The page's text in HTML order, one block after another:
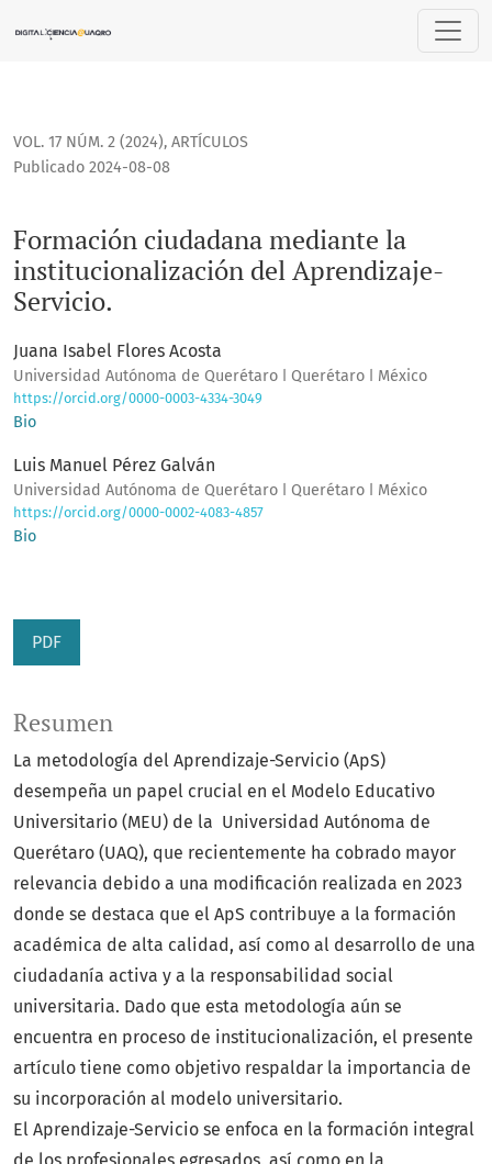
Formación ciudadana mediante la institucionalización del
VOL. 17 NÚM. 2 (2024), ARTÍCULOS
Formación ciudadana mediante la
institucionalización del Aprendizaje-
Servicio.
Publicado 2024-08-08
Juana Isabel Flores Acosta
Universidad Autónoma de Querétaro ǀ Querétaro ǀ México
https://orcid.org/0000-0003-4334-3049
Bio
Luis Manuel Pérez Galván
Universidad Autónoma de Querétaro ǀ Querétaro ǀ México
https://orcid.org/0000-0002-4083-4857
Bio
PDF
Resumen
La metodología del Aprendizaje-Servicio (ApS)
desempeña un papel crucial en el Modelo Educativo
Universitario (MEU) de la Universidad Autónoma de
Querétaro (UAQ), que recientemente ha cobrado mayor
relevancia debido a una modificación realizada en 2023
donde se destaca que el ApS contribuye a la formación
académica de alta calidad, así como al desarrollo de una
ciudadanía activa y a la responsabilidad social
universitaria. Dado que esta metodología aún se
encuentra en proceso de institucionalización, el presente
artículo tiene como objetivo respaldar la importancia de
su incorporación al modelo universitario.
El Aprendizaje-Servicio se enfoca en la formación integral